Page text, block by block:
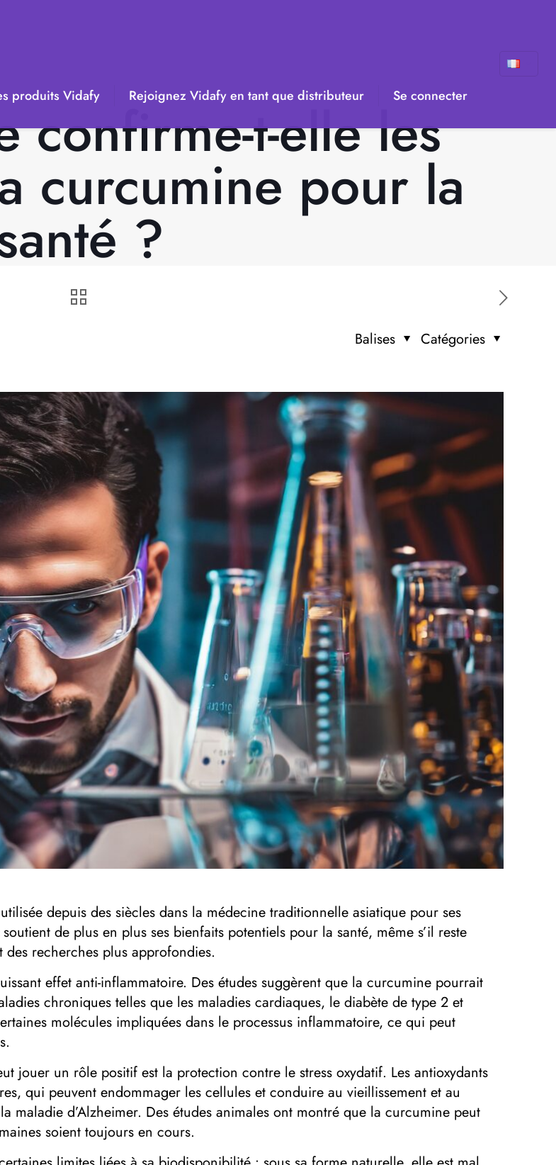
produits Vidafy Rejoignez Vidafy en tant que distributeur Se connecter
confirme-t-elle les
curcumine pour la
?
Catégories
Balises
depuis des siècles dans la médecine traditionnelle asiatique pour ses
de plus en plus ses bienfaits potentiels pour la santé, même s’il reste
recherches plus approfondies.
effet anti-inflammatoire. Des études suggèrent que la curcumine pourrait
chroniques telles que les maladies cardiaques, le diabète de type 2 et
molécules impliquées dans le processus inflammatoire, ce qui peut
jouer un rôle positif est la protection contre le stress oxydatif. Les antioxydants
qui peuvent endommager les cellules et conduire au vieillissement et au
maladie d’Alzheimer. Des études animales ont montré que la curcumine peut
soient toujours en cours.